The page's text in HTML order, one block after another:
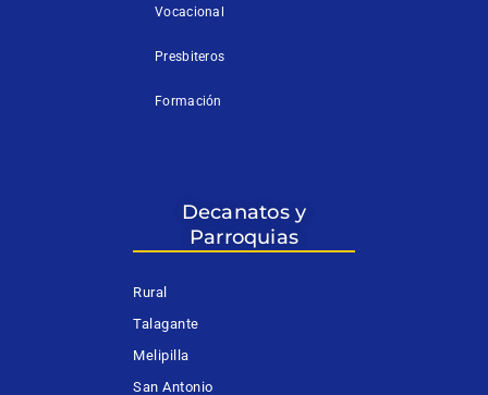
Vocacional
Presbiteros
Formación
Decanatos y
Parroquias
Rural
Talagante
Melipilla
San Antonio